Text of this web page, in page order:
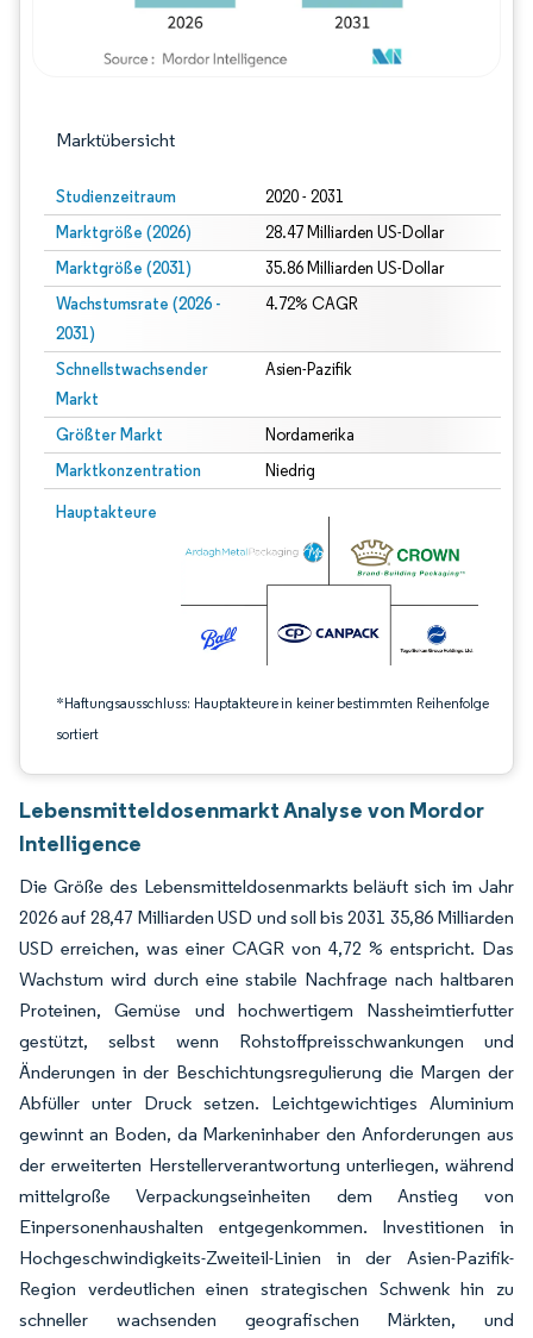
Marktübersicht
Studienzeitraum 2020 - 2031
Marktgröße (2026) 28.47 Milliarden US-Dollar
Marktgröße (2031) 35.86 Milliarden US-Dollar
Wachstumsrate (2026 -
2031)
4.72% CAGR
Schnellstwachsender
Markt
Asien-Pazifik
Größter Markt Nordamerika
Marktkonzentration Niedrig
Hauptakteure
*Haftungsausschluss: Hauptakteure in keiner bestimmten Reihenfolge
sortiert
Bild © Mordor Intelligence. Wiederverwendung erfordert Namensnennung
Lebensmitteldosenmarkt Analyse von Mordor
Intelligence
Die Größe des Lebensmitteldosenmarkts beläuft sich im Jahr
2026 auf 28,47 Milliarden USD und soll bis 2031 35,86 Milliarden
USD erreichen, was einer CAGR von 4,72 % entspricht. Das
Wachstum wird durch eine stabile Nachfrage nach haltbaren
Proteinen, Gemüse und hochwertigem Nassheimtierfutter
gestützt, selbst wenn Rohstoffpreisschwankungen und
Änderungen in der Beschichtungsregulierung die Margen der
Abfüller unter Druck setzen. Leichtgewichtiges Aluminium
gewinnt an Boden, da Markeninhaber den Anforderungen aus
der erweiterten Herstellerverantwortung unterliegen, während
mittelgroße Verpackungseinheiten dem Anstieg von
Einpersonenhaushalten entgegenkommen. Investitionen in
Hochgeschwindigkeits-Zweiteil-Linien in der Asien-Pazifik-
Region verdeutlichen einen strategischen Schwenk hin zu
schneller wachsenden geografischen Märkten, und